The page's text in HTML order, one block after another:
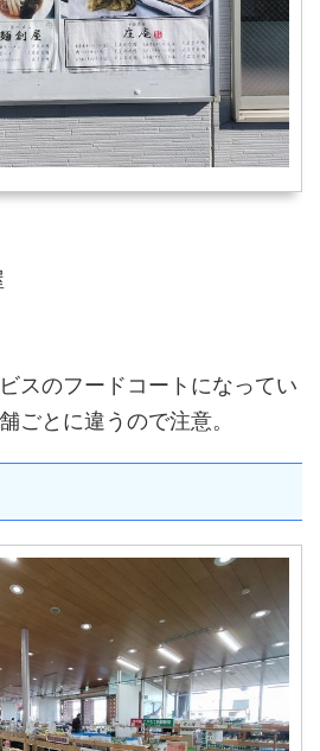
スのフードコートになってい
ごとに違うので注意。